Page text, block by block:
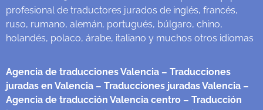
profesional de traductores jurados de inglés, francés,
ruso, rumano, alemán, portugués, búlgaro, chino,
holandés, polaco, árabe, italiano y muchos otros idiomas
Agencia de traducciones Valencia – Traducciones
juradas en Valencia – Traducciones juradas Valencia –
Agencia de traducción Valencia centro – Traducción